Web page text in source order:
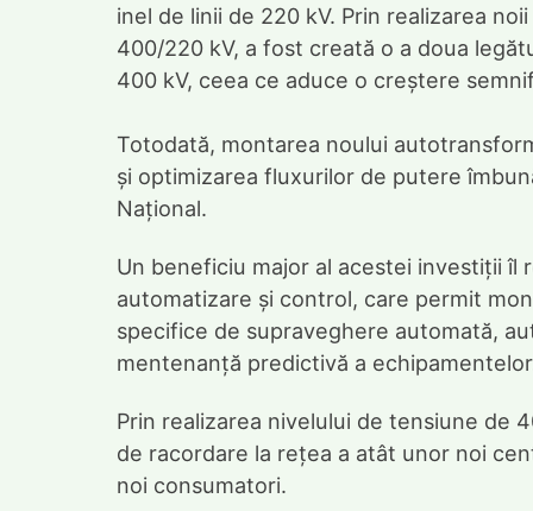
inel de linii de 220 kV. Prin realizarea
400/220 kV, a fost creată o a doua
400 kV, ceea ce aduce o creștere
Totodată, montarea noului
și optimizarea fluxurilor de putere
Național.
Un beneficiu major al acestei investiții
automatizare și control, care permit
specifice de supraveghere automată,
mentenanță predictivă a
Prin realizarea nivelului de tensiune de
de racordare la rețea a atât unor noi
noi consumatori.